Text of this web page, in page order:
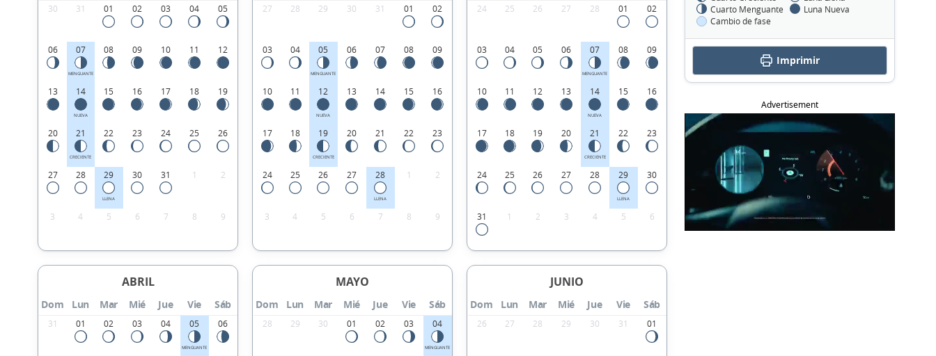
30 31 01 02 03 04 05
06 07
MENGUANTE
08 09 10 11 12
13 14
NUEVA
15 16 17 18 19
20 21
CRECIENTE
22 23 24 25 26
27 28 29
LLENA
30 31 1 2
3 4 5 6 7 8 9
27 28 29 30 31 01 02
03 04 05
MENGUANTE
06 07 08 09
10 11 12
NUEVA
13 14 15 16
17 18 19
CRECIENTE
20 21 22 23
24 25 26 27 28
LLENA
1 2
3 4 5 6 7 8 9
24 25 26 27 28 01 02
03 04 05 06 07
MENGUANTE
08 09
10 11 12 13 14
NUEVA
15 16
17 18 19 20 21
CRECIENTE
22 23
24 25 26 27 28 29
LLENA
30
31 1 2 3 4 5 6
ABRIL
Dom Lun Mar Mié Jue Vie Sáb
31 01 02 03 04 05
MENGUANTE
06
MAYO
Dom Lun Mar Mié Jue Vie Sáb
28 29 30 01 02 03 04
MENGUANTE
JUNIO
Dom Lun Mar Mié Jue Vie Sáb
26 27 28 29 30 31 01
Cuarto Menguante
Luna Nueva
Cambio de fase
Imprimir
Advertisement